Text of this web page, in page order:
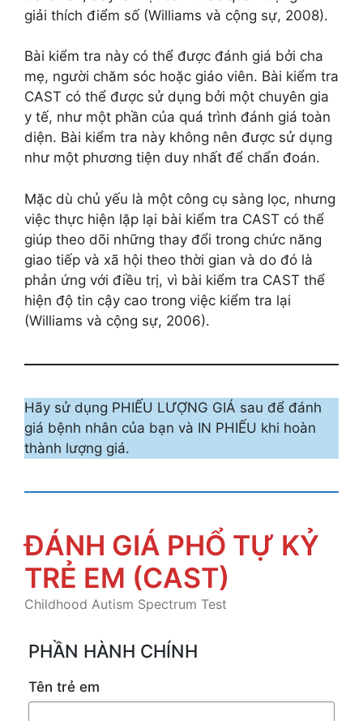
giải thích điểm số (Williams và cộng sự, 2008).
Bài kiểm tra này có thể được đánh giá bởi cha
mẹ, người chăm sóc hoặc giáo viên. Bài kiểm tra
CAST có thể được sử dụng bởi một chuyên gia
y tế, như một phần của quá trình đánh giá toàn
diện. Bài kiểm tra này không nên được sử dụng
như một phương tiện duy nhất để chẩn đoán.
Mặc dù chủ yếu là một công cụ sàng lọc, nhưng
việc thực hiện lặp lại bài kiểm tra CAST có thể
giúp theo dõi những thay đổi trong chức năng
giao tiếp và xã hội theo thời gian và do đó là
phản ứng với điều trị, vì bài kiểm tra CAST thể
hiện độ tin cậy cao trong việc kiểm tra lại
(Williams và cộng sự, 2006).
Hãy sử dụng PHIẾU LƯỢNG GIÁ sau để đánh
giá bệnh nhân của bạn và IN PHIẾU khi hoàn
thành lượng giá.
ĐÁNH GIÁ PHỔ TỰ KỶ
TRẺ EM (CAST)
Childhood Autism Spectrum Test
PHẦN HÀNH CHÍNH
Tên trẻ em